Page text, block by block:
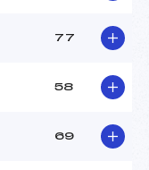
77
58
69